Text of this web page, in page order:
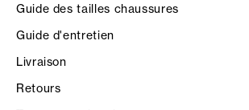
Guide des tailles chaussures
Guide d'entretien
Livraison
Retours